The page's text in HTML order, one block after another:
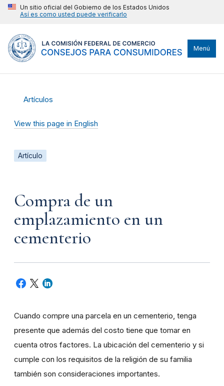
Un sitio oficial del Gobierno de los Estados Unidos
Así es como usted puede verificarlo
Menú
Artículos
View this page in English
Artículo
Compra de un
emplazamiento en un
cementerio
Cuando compre una parcela en un cementerio, tenga
presente que además del costo tiene que tomar en
cuenta otros factores. La ubicación del cementerio y si
cumple con los requisitos de la religión de su familia
también son consideraciones importantes.